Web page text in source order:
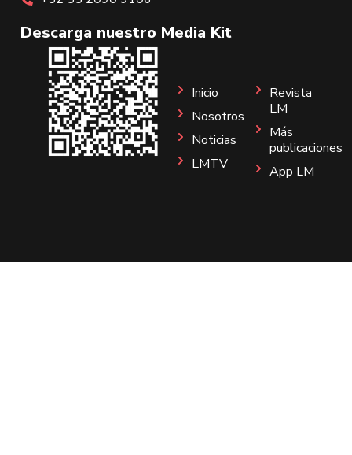
Descarga nuestro Media Kit
Inicio
Nosotros
Noticias
LMTV
Revista
LM
Más
publicaciones
App LM